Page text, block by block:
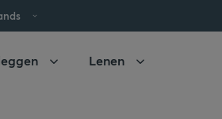
Lenen